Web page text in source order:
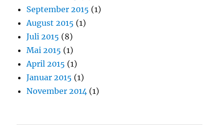
September 2015 (1)
August 2015 (1)
Juli 2015 (8)
Mai 2015 (1)
April 2015 (1)
Januar 2015 (1)
November 2014 (1)